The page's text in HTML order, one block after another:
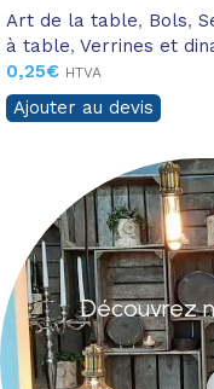
Art de la table, Bols,
à table, Verrines et
0,25€ HTVA
Ajouter au devis
Découvrez